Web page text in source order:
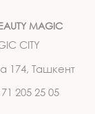
MAGIC
CITY
174, Ташкент
205 25 05